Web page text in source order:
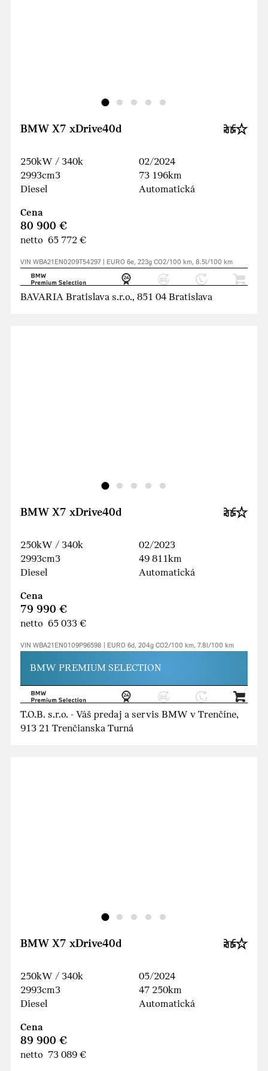
BMW X7 xDrive40d
250kW / 340k
2993cm3
Diesel
02/2024
73 196km
Automatická
Cena
80 900 €
netto 65 772 €
VIN WBA21EN0209T54297 | EURO 6e, 223g CO2/100 km, 8.5l/100 km
BAVARIA Bratislava s.r.o., 851 04 Bratislava
BMW X7 xDrive40d
250kW / 340k
2993cm3
Diesel
02/2023
49 811km
Automatická
Cena
79 990 €
netto 65 033 €
VIN WBA21EN0109P96598 | EURO 6d, 204g CO2/100 km, 7.8l/100 km
BMW PREMIUM SELECTION
T.O.B. s.r.o. - Váš predaj a servis BMW v Trenčíne,
913 21 Trenčianska Turná
BMW X7 xDrive40d
250kW / 340k
2993cm3
Diesel
05/2024
47 250km
Automatická
Cena
89 900 €
netto 73 089 €